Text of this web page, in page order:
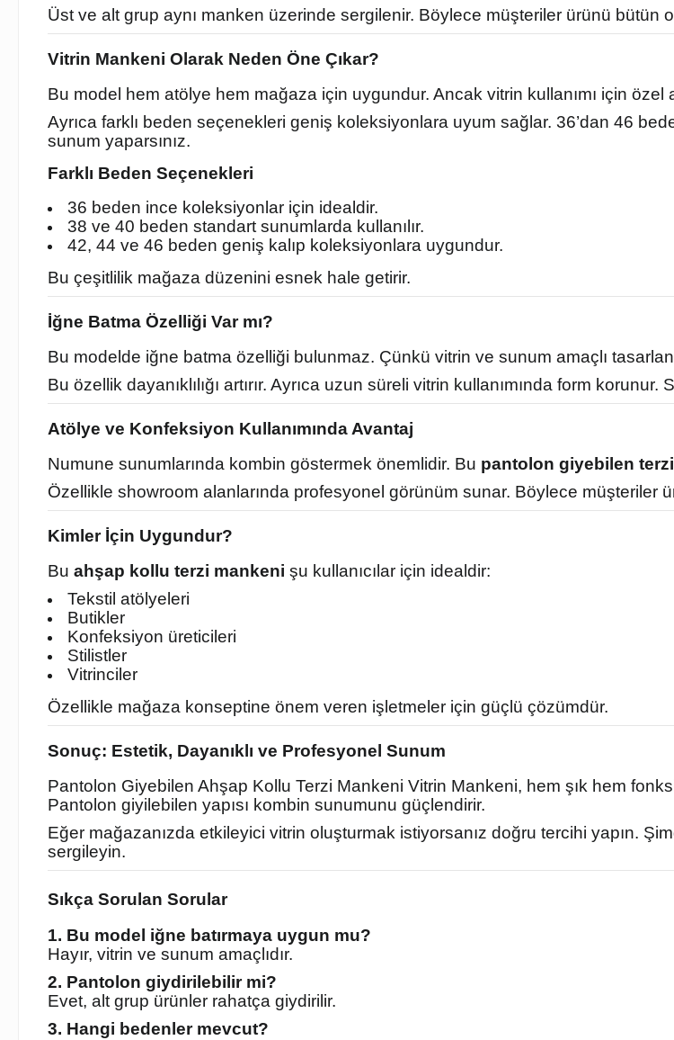
Üst ve alt grup aynı manken üzerinde sergilenir. Böylece müşteriler ürünü bütün
Vitrin Mankeni Olarak Neden Öne Çıkar?
Bu model hem atölye hem mağaza için uygundur. Ancak vitrin kullanımı için
Ayrıca farklı beden seçenekleri geniş koleksiyonlara uyum sağlar. 36’dan 46
sunum yaparsınız.
Farklı Beden Seçenekleri
36 beden ince koleksiyonlar için idealdir.
38 ve 40 beden standart sunumlarda kullanılır.
42, 44 ve 46 beden geniş kalıp koleksiyonlara uygundur.
Bu çeşitlilik mağaza düzenini esnek hale getirir.
İğne Batma Özelliği Var mı?
Bu modelde iğne batma özelliği bulunmaz. Çünkü vitrin ve sunum amaçlı
Bu özellik dayanıklılığı artırır. Ayrıca uzun süreli vitrin kullanımında form
Atölye ve Konfeksiyon Kullanımında Avantaj
Numune sunumlarında kombin göstermek önemlidir. Bu pantolon giyebilen
Özellikle showroom alanlarında profesyonel görünüm sunar. Böylece müşteriler
Kimler İçin Uygundur?
Bu ahşap kollu terzi mankeni şu kullanıcılar için idealdir:
Tekstil atölyeleri
Butikler
Konfeksiyon üreticileri
Stilistler
Vitrinciler
Özellikle mağaza konseptine önem veren işletmeler için güçlü çözümdür.
Sonuç: Estetik, Dayanıklı ve Profesyonel Sunum
Pantolon Giyebilen Ahşap Kollu Terzi Mankeni Vitrin Mankeni, hem şık hem
Pantolon giyilebilen yapısı kombin sunumunu güçlendirir.
Eğer mağazanızda etkileyici vitrin oluşturmak istiyorsanız doğru tercihi yapın.
sergileyin.
Sıkça Sorulan Sorular
1. Bu model iğne batırmaya uygun mu?
Hayır, vitrin ve sunum amaçlıdır.
2. Pantolon giydirilebilir mi?
Evet, alt grup ürünler rahatça giydirilir.
3. Hangi bedenler mevcut?